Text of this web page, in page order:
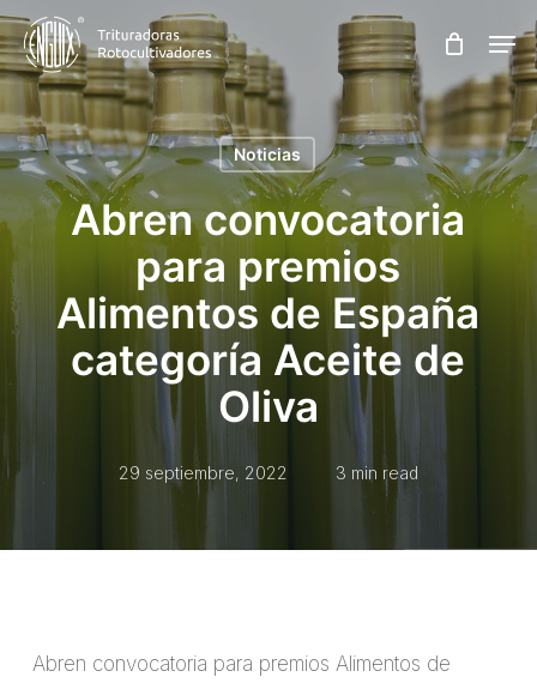
Skip
to
main
content
Noticias
Abren convocatoria
para premios
Alimentos de España
categoría Aceite de
Oliva
29 septiembre, 2022 3 min read
Abren convocatoria para premios Alimentos de